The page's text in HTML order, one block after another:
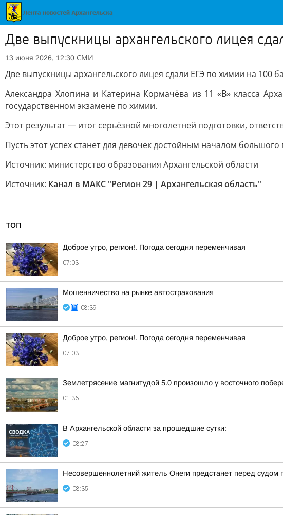
Две выпускницы архангельского лицея
13 июня 2026, 12:30 СМИ
Две выпускницы архангельского лицея сдали ЕГЭ по химии на 100
Александра Хлопина и Катерина Кормачёва из 11 «В» класса
государственном экзамене по химии.
Этот результат — итог серьёзной многолетней подготовки,
Пусть этот успех станет для девочек достойным началом
Источник: министерство образования Архангельской области
Источник: Канал в МАКС "Регион 29 | Архангельская область"
ТОП
Доброе утро, регион!. Погода сегодня переменчивая
07:03
Мошенничество на рынке автострахования
08:39
Доброе утро, регион!. Погода сегодня переменчивая
07:03
Землетрясение магнитудой 5.0 произошло у восточного
01:36
В Архангельской области за прошедшие сутки:
08:27
Несовершеннолетний житель Онеги предстанет перед
08:35